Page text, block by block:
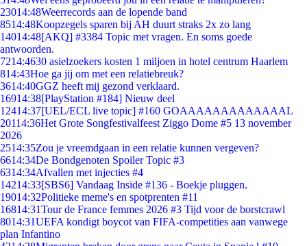
23014:48Weerrecords aan de lopende band
8514:48Koopzegels sparen bij AH duurt straks 2x zo lang
14014:48[AKQ] #3384 Topic met vragen. En soms goede
antwoorden.
7214:4630 asielzoekers kosten 1 miljoen in hotel centrum Haarlem
814:43Hoe ga jij om met een relatiebreuk?
3614:40GGZ heeft mij gezond verklaard.
16914:38[PlayStation #184] Nieuw deel
12414:37[UEL/ECL live topic] #160 GOAAAAAAAAAAAAAL
20114:36Het Grote Songfestivalfeest Ziggo Dome #5 13 november
2026
2514:35Zou je vreemdgaan in een relatie kunnen vergeven?
6614:34De Bondgenoten Spoiler Topic #3
6314:34Afvallen met injecties #4
14214:33[SBS6] Vandaag Inside #136 - Boekje pluggen.
19014:32Politieke meme's en spotprenten #11
16814:31Tour de France femmes 2026 #3 Tijd voor de borstcrawl
8014:31UEFA kondigt boycot van FIFA-competities aan vanwege
plan Infantino